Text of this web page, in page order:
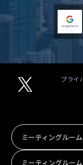
プライ
ミーティングルー
ミーティングルー